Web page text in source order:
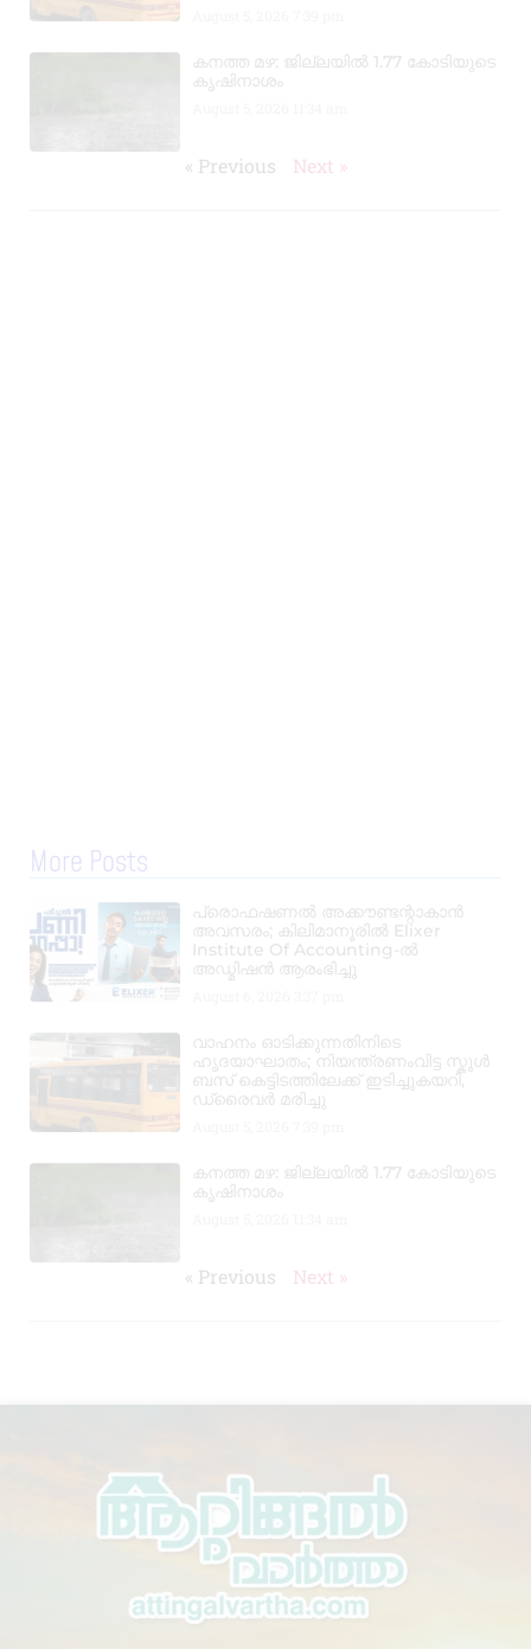
കനത്ത മഴ: ജില്ലയിൽ 1.77 കോടിയുടെ
കൃഷിനാശം
« Previous Next »
More Posts
പ്രൊഫഷണൽ അക്കൗണ്ടന്റാകാൻ
അവസരം; കിലിമാനൂരിൽ Elixer
Institute Of Accounting-ൽ
അഡ്മിഷൻ ആരംഭിച്ചു
വാഹനം ഓടിക്കുന്നതിനിടെ
ഹൃദയാഘാതം; നിയന്ത്രണംവിട്ട സ്കൂൾ
ബസ് കെട്ടിടത്തിലേക്ക് ഇടിച്ചുകയറി,
ഡ്രൈവർ മരിച്ചു
കനത്ത മഴ: ജില്ലയിൽ 1.77 കോടിയുടെ
കൃഷിനാശം
« Previous Next »